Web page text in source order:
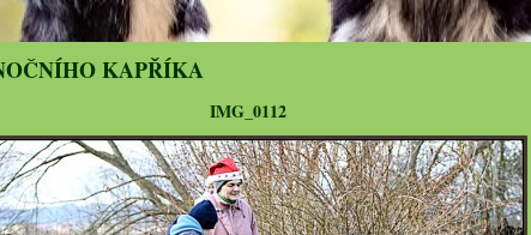
KAPŘÍKA
IMG_0112